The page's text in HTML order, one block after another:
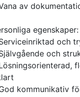
av
egenskaper:
och
och
kommunikativ